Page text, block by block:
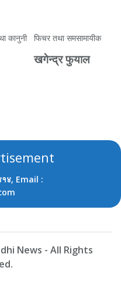
कानुनी
फिचर तथा समसामायीक
खगेन्द्र फुयाल
, Email :
News - All Rights